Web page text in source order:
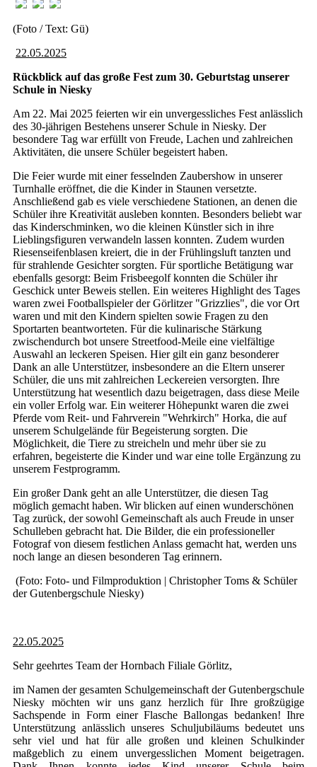
(Foto / Text: Gü)
22.05.2025
Rückblick auf das große Fest zum 30. Geburtstag unserer
Schule in Niesky
Am 22. Mai 2025 feierten wir ein unvergessliches Fest anlässlich
des 30-jährigen Bestehens unserer Schule in Niesky. Der
besondere Tag war erfüllt von Freude, Lachen und zahlreichen
Aktivitäten, die unsere Schüler begeistert haben.
Die Feier wurde mit einer fesselnden Zaubershow in unserer
Turnhalle eröffnet, die die Kinder in Staunen versetzte.
Anschließend gab es viele verschiedene Stationen, an denen die
Schüler ihre Kreativität ausleben konnten. Besonders beliebt war
das Kinderschminken, wo die kleinen Künstler sich in ihre
Lieblingsfiguren verwandeln lassen konnten. Zudem wurden
Riesenseifenblasen kreiert, die in der Frühlingsluft tanzten und
für strahlende Gesichter sorgten. Für sportliche Betätigung war
ebenfalls gesorgt: Beim Frisbeegolf konnten die Schüler ihr
Geschick unter Beweis stellen. Ein weiteres Highlight des Tages
waren zwei Footballspieler der Görlitzer "Grizzlies", die vor Ort
waren und mit den Kindern spielten sowie Fragen zu den
Sportarten beantworteten. Für die kulinarische Stärkung
zwischendurch bot unsere Streetfood-Meile eine vielfältige
Auswahl an leckeren Speisen. Hier gilt ein ganz besonderer
Dank an alle Unterstützer, insbesondere an die Eltern unserer
Schüler, die uns mit zahlreichen Leckereien versorgten. Ihre
Unterstützung hat wesentlich dazu beigetragen, dass diese Meile
ein voller Erfolg war. Ein weiterer Höhepunkt waren die zwei
Pferde vom Reit- und Fahrverein "Wehrkirch" Horka, die auf
unserem Schulgelände für Begeisterung sorgten. Die
Möglichkeit, die Tiere zu streicheln und mehr über sie zu
erfahren, begeisterte die Kinder und war eine tolle Ergänzung zu
unserem Festprogramm.
Ein großer Dank geht an alle Unterstützer, die diesen Tag
möglich gemacht haben. Wir blicken auf einen wunderschönen
Tag zurück, der sowohl Gemeinschaft als auch Freude in unser
Schulleben gebracht hat. Die Bilder, die ein professioneller
Fotograf von diesem festlichen Anlass gemacht hat, werden uns
noch lange an diesen besonderen Tag erinnern.
(Foto: Foto- und Filmproduktion | Christopher Toms & Schüler
der Gutenbergschule Niesky)
22.05.2025
Sehr geehrtes Team der Hornbach Filiale Görlitz,
im Namen der gesamten Schulgemeinschaft der Gutenbergschule
Niesky möchten wir uns ganz herzlich für Ihre großzügige
Sachspende in Form einer Flasche Ballongas bedanken! Ihre
Unterstützung anlässlich unseres Schuljubiläums bedeutet uns
sehr viel und hat für alle großen und kleinen Schulkinder
maßgeblich zu einem unvergesslichen Moment beigetragen.